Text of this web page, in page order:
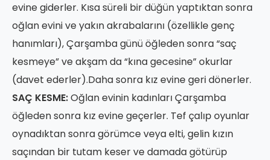
evine giderler. Kısa süreli bir düğün yaptıktan sonra
oğlan evini ve yakın akrabalarını (özellikle genç
hanımları), Çarşamba günü öğleden sonra “saç
kesmeye” ve akşam da “kına gecesine” okurlar
(davet ederler).Daha sonra kız evine geri dönerler.
SAÇ KESME:Oğlan evinin kadınları Çarşamba
öğleden sonra kız evine geçerler. Tef çalıp oyunlar
oynadıktan sonra görümce veya elti, gelin kızın
saçından bir tutam keser ve damada götürüp